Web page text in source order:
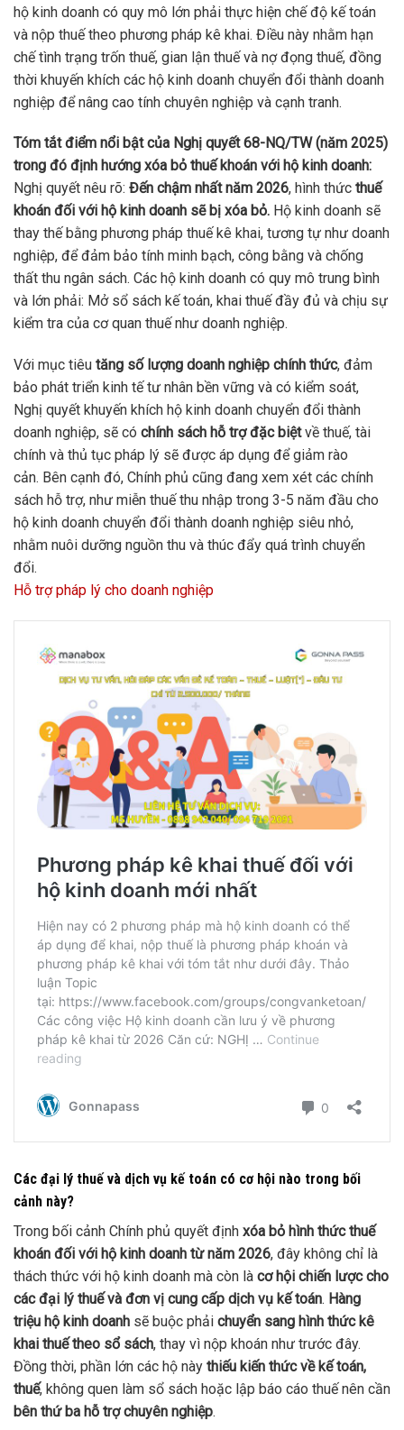
hộ kinh doanh có quy mô lớn phải thực hiện chế độ kế toán
và nộp thuế theo phương pháp kê khai. Điều này nhằm hạn
chế tình trạng trốn thuế, gian lận thuế và nợ đọng thuế, đồng
thời khuyến khích các hộ kinh doanh chuyển đổi thành doanh
nghiệp để nâng cao tính chuyên nghiệp và cạnh tranh.
Tóm tắt điểm nổi bật của Nghị quyết 68-NQ/TW (năm 2025)
trong đó định hướng xóa bỏ thuế khoán với hộ kinh doanh:
Nghị quyết nêu rõ: Đến chậm nhất năm 2026, hình thức thuế
khoán đối với hộ kinh doanh sẽ bị xóa bỏ. Hộ kinh doanh sẽ
thay thế bằng phương pháp thuế kê khai, tương tự như doanh
nghiệp, để đảm bảo tính minh bạch, công bằng và chống
thất thu ngân sách. Các hộ kinh doanh có quy mô trung bình
và lớn phải: Mở sổ sách kế toán, khai thuế đầy đủ và chịu sự
kiểm tra của cơ quan thuế như doanh nghiệp.
Với mục tiêu tăng số lượng doanh nghiệp chính thức, đảm
bảo phát triển kinh tế tư nhân bền vững và có kiểm soát,
Nghị quyết khuyến khích hộ kinh doanh chuyển đổi thành
doanh nghiệp, sẽ có chính sách hỗ trợ đặc biệtvề thuế, tài
chính và thủ tục pháp lý sẽ được áp dụng để giảm rào
cản. Bên cạnh đó, Chính phủ cũng đang xem xét các chính
sách hỗ trợ, như miễn thuế thu nhập trong 3-5 năm đầu cho
hộ kinh doanh chuyển đổi thành doanh nghiệp siêu nhỏ,
nhằm nuôi dưỡng nguồn thu và thúc đẩy quá trình chuyển
đổi.
Hỗ trợ pháp lý cho doanh nghiệp
Các đại lý thuế và dịch vụ kế toán có cơ hội nào trong bối
cảnh này?
Trong bối cảnh Chính phủ quyết định xóa bỏ hình thức thuế
khoán đối với hộ kinh doanh từ năm 2026, đây không chỉ là
thách thức với hộ kinh doanh mà còn là cơ hội chiến lược cho
các đại lý thuế và đơn vị cung cấp dịch vụ kế toán. Hàng
triệu hộ kinh doanh sẽ buộc phải chuyển sang hình thức kê
khai thuế theo sổ sách, thay vì nộp khoán như trước đây.
Đồng thời, phần lớn các hộ này thiếu kiến thức về kế toán,
thuế, không quen làm sổ sách hoặc lập báo cáo thuế nên cần
bên thứ ba hỗ trợ chuyên nghiệp.